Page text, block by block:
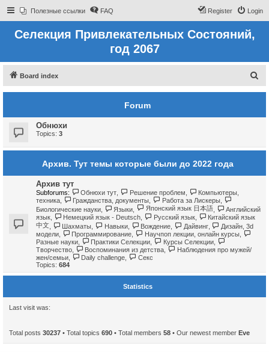
Полезные ссылки FAQ Login
Register
Селекция Привлекательных Состояний,
год 2067
Board index
r
h
Forum
Обнюхи
Topics: 3
Архив. Тут темы которые были до 2022 года
Архив тут
Subforums: Обнюхи тут Решение проблем
Компьютеры,
техника
Гражданства, документы Работа за Лискеры,
Биологические науки
Языки Японский язык 日本語,
Английский
язык
Немецкий язык - Deutsch Русский язык,
Китайский язык
中文
Шахматы Навыки, Вождение Дайвинг,
Дизайн, 3d
модели
Программирование Научпоп лекции, онлайн курсы,
Разные науки
Практики Селекции Курсы Селекции,
Творчество
Воспоминания из детства
Наблюдения про мужей/
жен/семьи
Daily challenge
Секс
Topics: 684
Statistics
Last visit was:
Total posts 30237 • Total topics 690 • Total members 58 • Our newest member Eve